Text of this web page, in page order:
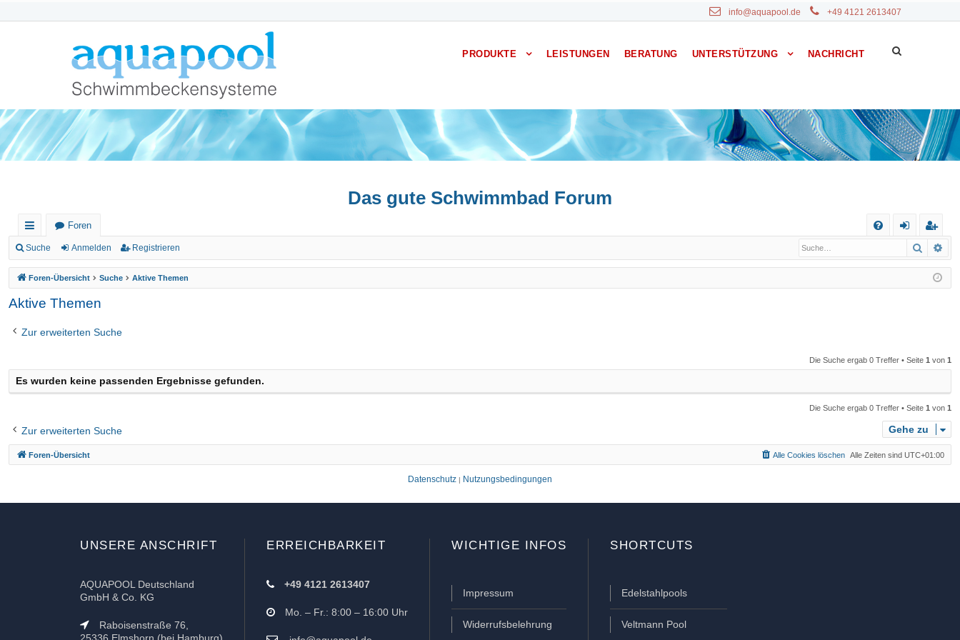
info@aquapool.de +49 4121 2613407
PRODUKTE LEISTUNGEN BERATUNG UNTERSTÜTZUNG NACHRICHT
Das gute Schwimmbad Forum
ch
ne
llz
riff
Foren
A
Q
m
el
eg
ist
rie
Suche Anmelden Registrieren Suche
Foren-Übersicht Suche Aktive Themen
Aktive Themen
Zur erweiterten Suche
Die Suche ergab 0 Treffer • Seite 1 von 1
Es wurden keine passenden Ergebnisse gefunden.
Die Suche ergab 0 Treffer • Seite 1 von 1
Zur erweiterten Suche Gehe zu
Foren-Übersicht Alle Zeiten sind UTC+01:00
Alle Cookies löschen
Datenschutz | Nutzungsbedingungen
UNSERE ANSCHRIFT
AQUAPOOL Deutschland
GmbH & Co. KG
Raboisenstraße 76,
ERREICHBARKEIT
+49 4121 2613407
Mo. – Fr.: 8:00 – 16:00 Uhr
WICHTIGE INFOS
Impressum
Widerrufsbelehrung
SHORTCUTS
Edelstahlpools
Veltmann Pool